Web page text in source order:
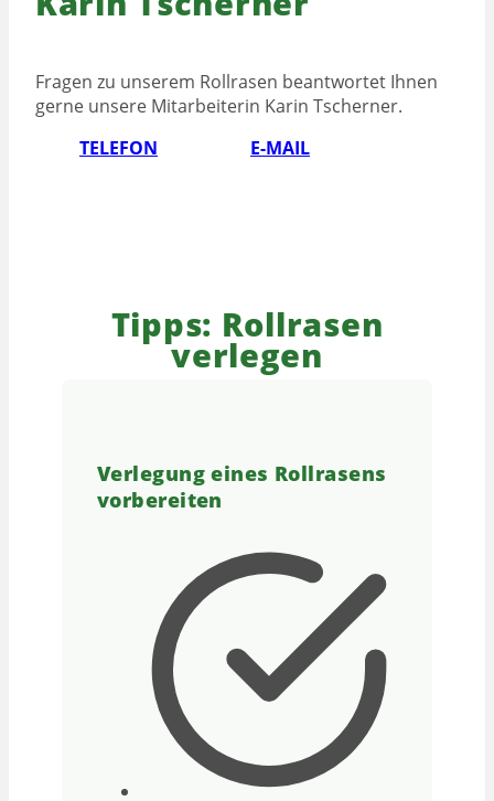
Fragen zu unserem Rollrasen beantwortet Ihnen
gerne unsere Mitarbeiterin Karin Tscherner.
TELEFON
E-MAIL
Tipps: Rollrasen
verlegen
Verlegung eines Rollrasens
vorbereiten